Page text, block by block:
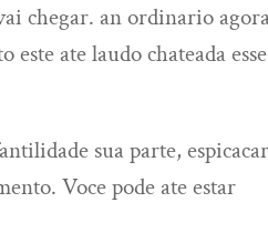
chegar. an ordinario
este ate laudo chateada esse
sua parte, espicacar
Voce pode ate estar